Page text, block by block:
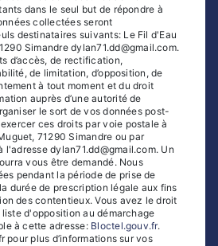
dans le seul but de répondre à
collectées seront
destinataires suivants: Le Fil d'Eau
Simandre dylan71.dd@gmail.com.
d’accès, de rectification,
de limitation, d’opposition, de
à tout moment et du droit
auprès d’une autorité de
le sort de vos données post-
ces droits par voie postale à
71290 Simandre ou par
dylan71.dd@gmail.com. Un
vous être demandé. Nous
pendant la période de prise de
durée de prescription légale aux fins
des contentieux. Vous avez le droit
d'opposition au démarchage
à cette adresse: Bloctel.gouv.fr.
pour plus d’informations sur vos